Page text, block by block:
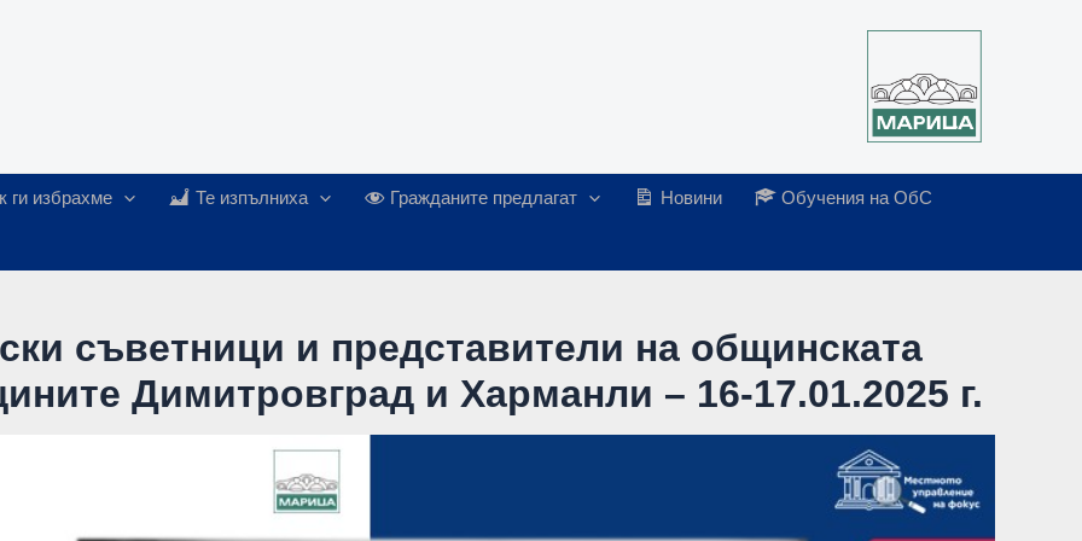
ги избрахме Те изпълниха Гражданите предлагат Новини Обучения на ОбС
съветници и представители на общинската
Димитровград и Харманли – 16-17.01.2025 г.